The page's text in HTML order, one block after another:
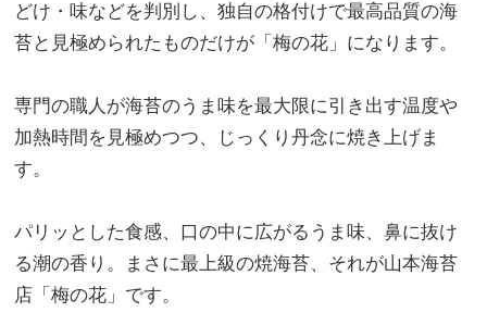
どけ・味などを判別し、独自の格付けで最高品質の海
苔と見極められたものだけが「梅の花」になります。
専門の職人が海苔のうま味を最大限に引き出す温度や
加熱時間を見極めつつ、じっくり丹念に焼き上げま
す。
パリッとした食感、口の中に広がるうま味、鼻に抜け
る潮の香り。まさに最上級の焼海苔、それが山本海苔
店「梅の花」です。